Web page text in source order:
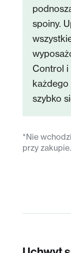
spoiny.
Control i
każdego
szybko
*Nie
przy zakupie.